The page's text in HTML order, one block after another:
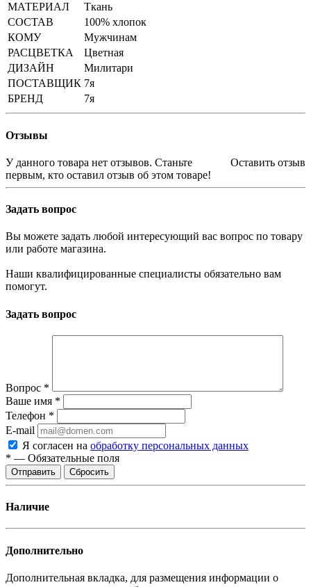
МАТЕРИАЛ
Ткань
СОСТАВ
100% хлопок
КОМУ
Мужчинам
РАСЦВЕТКА
Цветная
ДИЗАЙН
Милитари
ПОСТАВЩИК 7я
БРЕНД
7я
Отзывы
Оставить отзыв
У данного товара нет отзывов. Станьте
первым, кто оставил отзыв об этом товаре!
Задать вопрос
Вы можете задать любой интересующий вас вопрос по товару
или работе магазина.
Наши квалифицированные специалисты обязательно вам
помогут.
Задать вопрос
Вопрос *
Ваше имя *
Телефон *
E-mail
Я согласен на обработку персональных данных
* — Обязательные поля
Отправить Сбросить
Наличие
Дополнительно
Дополнительная вкладка, для размещения информации о